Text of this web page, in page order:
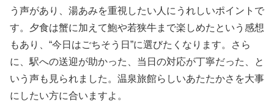
う声があり、湯あみを重視したい人にうれしいポイントで
す。夕食は蟹に加えて鮑や若狭牛まで楽しめたという感想
もあり、“今日はごちそう日”に選びたくなります。さら
に、駅への送迎が助かった、当日の対応が丁寧だった、と
いう声も見られました。温泉旅館らしいあたたかさを大事
にしたい方に合いますよ。